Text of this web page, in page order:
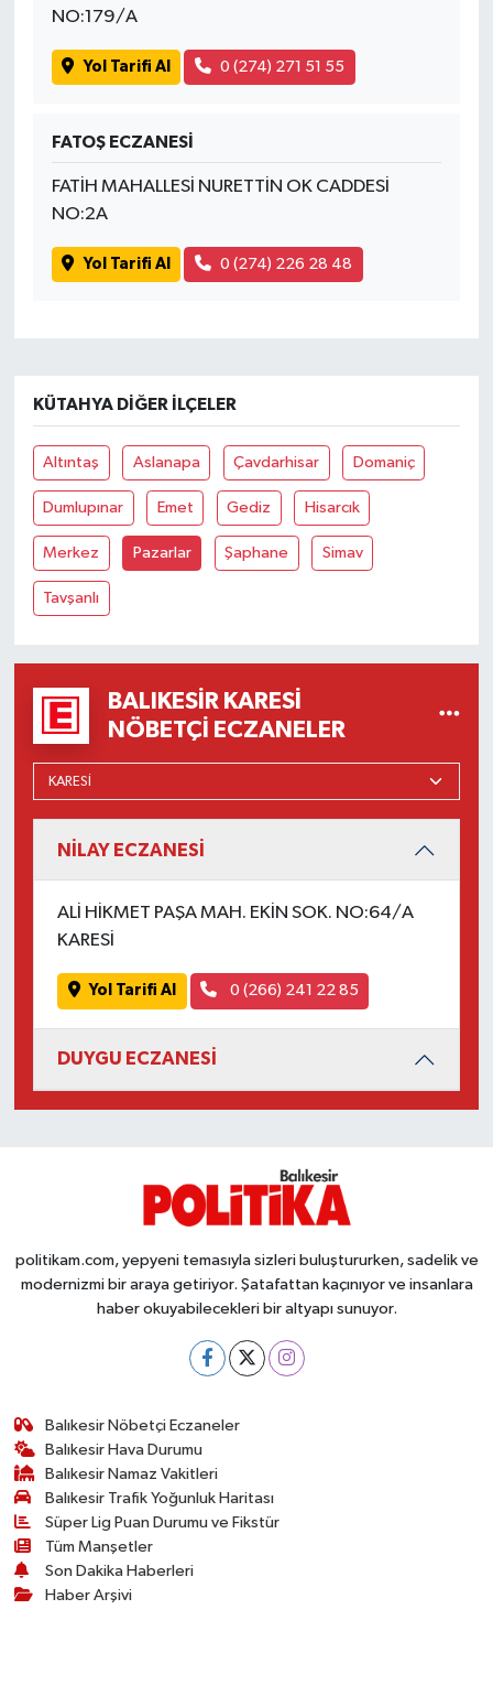
NO:179/A
Yol Tarifi Al 0 (274) 271 51 55
FATOŞ ECZANESİ
FATİH MAHALLESİ NURETTİN OK CADDESİ
NO:2A
Yol Tarifi Al 0 (274) 226 28 48
KÜTAHYA DIĞER İLÇELER
Altıntaş Aslanapa Çavdarhisar Domaniç
Dumlupınar Emet Gediz Hisarcık
Merkez Pazarlar Şaphane Simav
Tavşanlı
BALIKESIR KARESI
NÖBETÇI ECZANELER
NİLAY ECZANESİ
ALİ HİKMET PAŞA MAH. EKİN SOK. NO:64/A
KARESİ
Yol Tarifi Al 0 (266) 241 22 85
DUYGU ECZANESİ
politikam.com, yepyeni temasıyla sizleri buluştururken, sadelik ve
modernizmi bir araya getiriyor. Şatafattan kaçınıyor ve insanlara
haber okuyabilecekleri bir altyapı sunuyor.
Balıkesir Nöbetçi Eczaneler
Balıkesir Hava Durumu
Balıkesir Namaz Vakitleri
Balıkesir Trafik Yoğunluk Haritası
Süper Lig Puan Durumu ve Fikstür
Tüm Manşetler
Son Dakika Haberleri
Haber Arşivi
OLAY
OTOMOTİV
Resmi İlanlar
SİYASET
Sındırgı
SPOR
SÜRMANŞET
Susurluk
TARİHTE BUGÜN
Trend
TÜRKİYE
VİZYONDAKİLER
YAŞAM